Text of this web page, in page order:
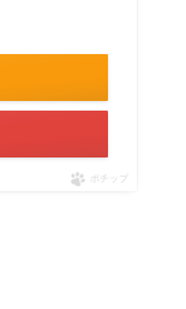
ポチップ